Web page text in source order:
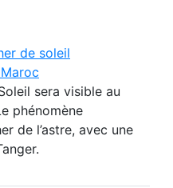
de soleil
sera visible au
phénomène
de l’astre, avec une